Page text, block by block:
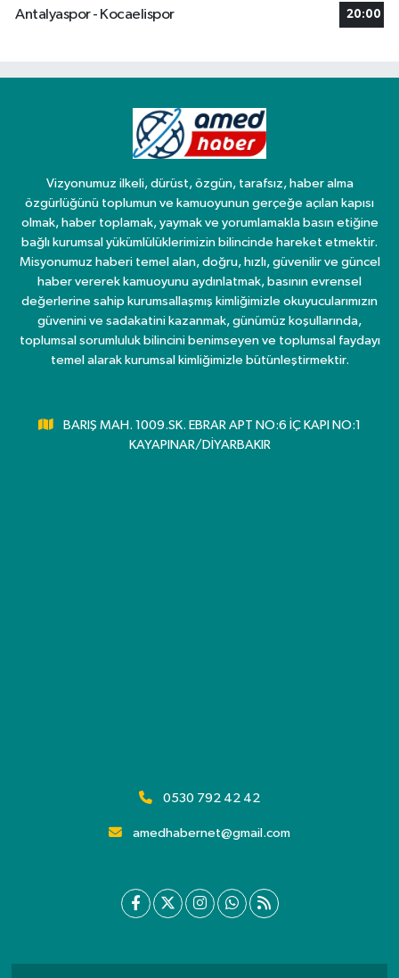
Antalyaspor - Kocaelispor 20:00
Vizyonumuz ilkeli, dürüst, özgün, tarafsız, haber alma
özgürlüğünü toplumun ve kamuoyunun gerçeğe açılan kapısı
olmak, haber toplamak, yaymak ve yorumlamakla basın etiğine
bağlı kurumsal yükümlülüklerimizin bilincinde hareket etmektir.
Misyonumuz haberi temel alan, doğru, hızlı, güvenilir ve güncel
haber vererek kamuoyunu aydınlatmak, basının evrensel
değerlerine sahip kurumsallaşmış kimliğimizle okuyucularımızın
güvenini ve sadakatini kazanmak, günümüz koşullarında,
toplumsal sorumluluk bilincini benimseyen ve toplumsal faydayı
temel alarak kurumsal kimliğimizle bütünleştirmektir.
BARIŞ MAH. 1009.SK. EBRAR APT NO:6 İÇ KAPI NO:1
KAYAPINAR/DİYARBAKIR
0530 792 42 42
amedhabernet@gmail.com